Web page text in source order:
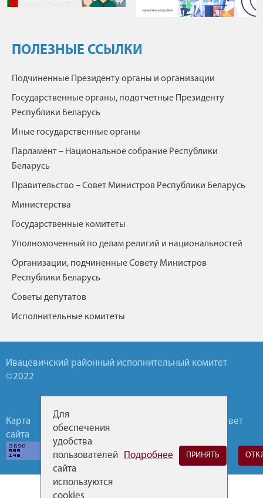
ПОЛЕЗНЫЕ ССЫЛКИ
Подчиненные Президенту органы и организации
Государственные органы, подотчетные Президенту
Республики Беларусь
Иные государственные органы
Парламент – Национальное собрание Республики
Беларусь
Правительство – Совет Министров Республики Беларусь
Министерства
Государственные комитеты
Уполномоченный по делам религий и национальностей
Организации, подчиненные Совету Министров
Республики Беларусь
Советы депутатов
Исполнительные комитеты
Ивацевичский районный исполнительный комитет
©2022
Карта
сайта
Обратная
связь
Районный Совет
Для
обеспечения
удобства
пользователей
сайта
используются
cookies
Подробнее ПРИНЯТЬ